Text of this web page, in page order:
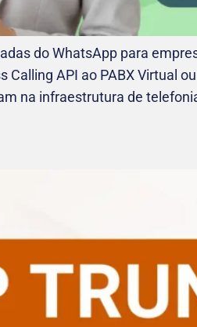
do WhatsApp para
Calling API ao PABX Virtual
na infraestrutura de